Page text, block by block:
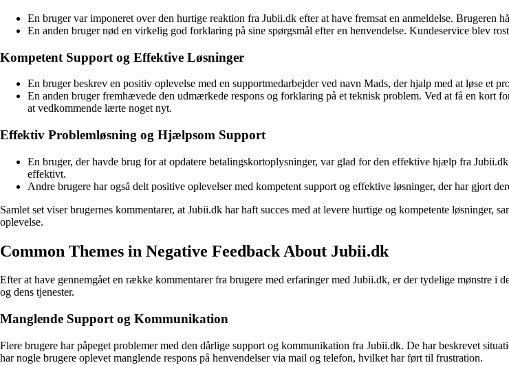
En bruger var imponeret over den hurtige reaktion fra Jubii.dk efter at have fremsat en anmeldelse. Brugeren
En anden bruger nød en virkelig god forklaring på sine spørgsmål efter en henvendelse. Kundeservice blev
Kompetent Support og Effektive Løsninger
En bruger beskrev en positiv oplevelse med en supportmedarbejder ved navn Mads, der hjalp med at løse et
En anden bruger fremhævede den udmærkede respons og forklaring på et teknisk problem. Ved at få en kort
at vedkommende lærte noget nyt.
Effektiv Problemløsning og Hjælpsom Support
En bruger, der havde brug for at opdatere betalingskortoplysninger, var glad for den effektive hjælp fra
effektivt.
Andre brugere har også delt positive oplevelser med kompetent support og effektive løsninger, der har gjort
Samlet set viser brugernes kommentarer, at Jubii.dk har haft succes med at levere hurtige og kompetente løsninger,
oplevelse.
Common Themes in Negative Feedback About Jubii.dk
Efter at have gennemgået en række kommentarer fra brugere med erfaringer med Jubii.dk, er der tydelige mønstre i
og dens tjenester.
Manglende Support og Kommunikation
Flere brugere har påpeget problemer med den dårlige support og kommunikation fra Jubii.dk. De har beskrevet
har nogle brugere oplevet manglende respons på henvendelser via mail og telefon, hvilket har ført til frustration.